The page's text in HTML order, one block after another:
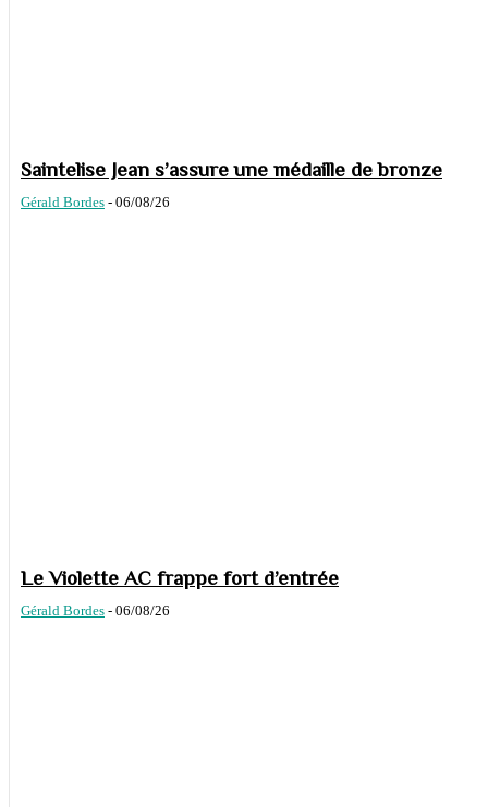
Saintelise Jean s’assure une médaille de bronze
Gérald Bordes - 06/08/26
Le Violette AC frappe fort d’entrée
Gérald Bordes - 06/08/26